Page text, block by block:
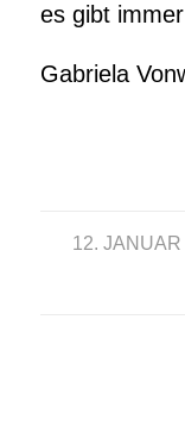
es gibt
Gabriela
12. JANUAR
/